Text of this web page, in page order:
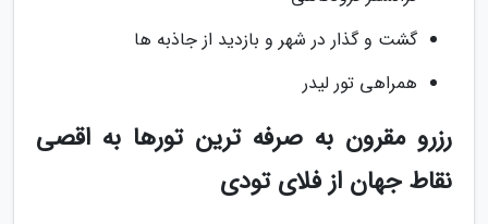
گشت و گذار در شهر و بازدید از جاذبه ها
همراهی تور لیدر
رزرو مقرون به صرفه ترین تورها به اقصی
نقاط جهان از فلای تودی